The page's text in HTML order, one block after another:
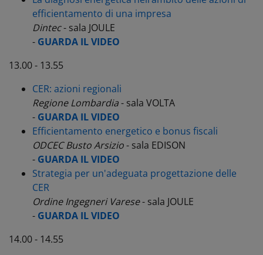
efficientamento di una impresa
Dintec- sala JOULE
- GUARDA IL VIDEO
13.00 - 13.55
CER: azioni regionali
Regione Lombardia- sala VOLTA
- GUARDA IL VIDEO
Efficientamento energetico e bonus fiscali
ODCEC Busto Arsizio- sala EDISON
- GUARDA IL VIDEO
Strategia per un'adeguata progettazione delle
CER
Ordine Ingegneri Varese- sala JOULE
- GUARDA IL VIDEO
14.00 - 14.55